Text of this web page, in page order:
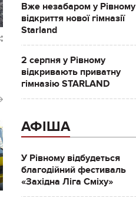
Вже незабаром у Рівному
відкриття нової гімназії
Starland
2 серпня у Рівному
відкривають приватну
гімназію STARLAND
АФІША
У Рівному відбудеться
благодійний фестиваль
«Західна Ліга Сміху»